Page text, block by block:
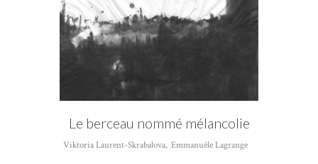
Le berceau nommé mélancolie
Viktoria Laurent-Skrabalova, Emmanuèle Lagrange